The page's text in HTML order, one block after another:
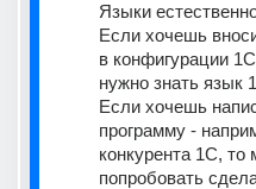
Языки
Если хочешь
в конфигурации
нужно знать язык
Если хочешь
программу -
конкурента 1С,
попробовать